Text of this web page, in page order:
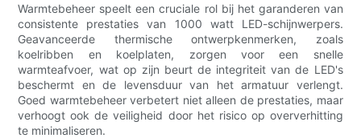
Warmtebeheer speelt een cruciale rol bij het garanderen van
consistente prestaties van 1000 watt LED-schijnwerpers.
Geavanceerde thermische ontwerpkenmerken, zoals
koelribben en koelplaten, zorgen voor een snelle
warmteafvoer, wat op zijn beurt de integriteit van de LED's
beschermt en de levensduur van het armatuur verlengt.
Goed warmtebeheer verbetert niet alleen de prestaties, maar
verhoogt ook de veiligheid door het risico op oververhitting
te minimaliseren.